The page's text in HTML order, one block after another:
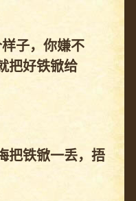
子，你嫌不
把好铁锨给
把铁锨一丢，捂